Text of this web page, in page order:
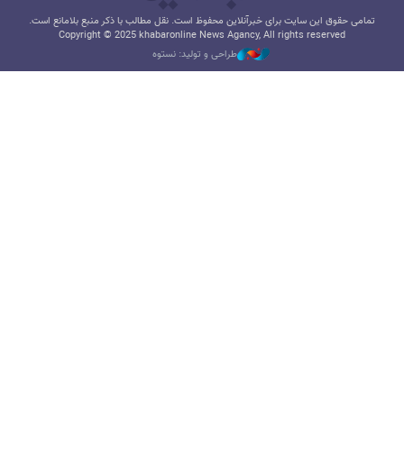
تمامی حقوق این سایت برای خبرآنلاین محفوظ است. نقل مطالب با ذکر منبع بلامانع است.
Copyright © 2025 khabaronline News Agancy, All rights reserved
طراحی و تولید: نستوه